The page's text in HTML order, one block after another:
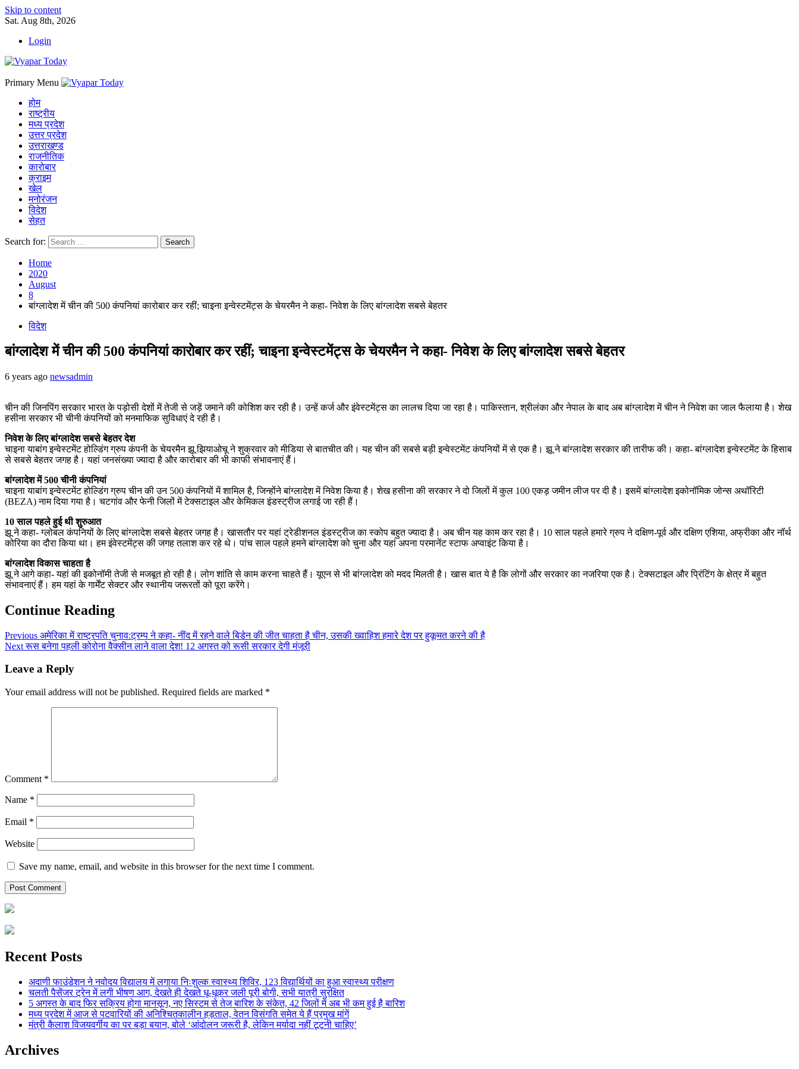
Skip to content
Sat. Aug 8th, 2026
Login
Primary Menu
होम
राष्ट्रीय
मध्य प्रदेश
उत्तर प्रदेश
उत्तराखण्ड
राजनीतिक
कारोबार
क्राइम
खेल
मनोरंजन
विदेश
सेहत
Search for:
Home
2020
August
8
बांग्लादेश में चीन की 500 कंपनियां कारोबार कर रहीं; चाइना इन्वेस्टमेंट्स के चेयरमैन ने कहा- निवेश के लिए बांग्लादेश सबसे बेहतर
विदेश
बांग्लादेश में चीन की 500 कंपनियां कारोबार कर रहीं; चाइना इन्वेस्टमेंट्स के चेयरमैन ने कहा- निवेश के लिए बांग्लादेश सबसे बेहतर
6 years ago newsadmin
चीन की जिनपिंग सरकार भारत के पड़ोसी देशों में तेजी से जड़ें जमाने की कोशिश कर रही है। उन्हें कर्ज और इंवेस्टमेंट्स का लालच दिया जा रहा है। पाकिस्तान, श्रीलंका और नेपाल के बाद अब बांग्लादेश में चीन ने निवेश का जाल फैलाया है। शेख
हसीना सरकार भी चीनी कंपनियों को मनमाफिक सुविधाएं दे रही है।
निवेश के लिए बांग्लादेश सबसे बेहतर देश
चाइना याबांग इन्वेस्टमेंट होल्डिंग ग्रुप कंपनी के चेयरमैन झू झियाओचू ने शुक्रवार को मीडिया से बातचीत की। यह चीन की सबसे बड़ी इन्वेस्टमेंट कंपनियों में से एक है। झू ने बांग्लादेश सरकार की तारीफ की। कहा- बांग्लादेश इन्वेस्टमेंट के हिसाब
से सबसे बेहतर जगह है। यहां जनसंख्या ज्यादा है और कारोबार की भी काफी संभावनाएं हैं।
बांग्लादेश में 500 चीनी कंपनियां
चाइना याबांग इन्वेस्टमेंट होल्डिंग ग्रुप चीन की उन 500 कंपनियों में शामिल है, जिन्होंने बांग्लादेश में निवेश किया है। शेख हसीना की सरकार ने दो जिलों में कुल 100 एकड़ जमीन लीज पर दी है। इसमें बांग्लादेश इकोनॉमिक जोन्स अथॉरिटी
(BEZA) नाम दिया गया है। चटगांव और फेनी जिलों में टेक्सटाइल और केमिकल इंडस्ट्रीज लगाई जा रही हैं।
10 साल पहले हुई थी शुरुआत
झू ने कहा- ग्लोबल कंपनियों के लिए बांग्लादेश सबसे बेहतर जगह है। खासतौर पर यहां ट्रेडीशनल इंडस्ट्रीज का स्कोप बहुत ज्यादा है। अब चीन यह काम कर रहा है। 10 साल पहले हमारे ग्रुप ने दक्षिण-पूर्व और दक्षिण एशिया, अफ्रीका और नॉर्थ
कोरिया का दौरा किया था। हम इंवेस्टमेंट्स की जगह तलाश कर रहे थे। पांच साल पहले हमने बांग्लादेश को चुना और यहां अपना परमानेंट स्टाफ अप्वाइंट किया है।
बांग्लादेश विकास चाहता है
झू ने आगे कहा- यहां की इकोनॉमी तेजी से मजबूत हो रही है। लोग शांति से काम करना चाहते हैं। यूएन से भी बांग्लादेश को मदद मिलती है। खास बात ये है कि लोगों और सरकार का नजरिया एक है। टेक्सटाइल और प्रिंटिंग के क्षेत्र में बहुत
संभावनाएं हैं। हम यहां के गार्मेंट सेक्टर और स्थानीय जरूरतों को पूरा करेंगे।
Continue Reading
Previous अमेरिका में राष्ट्रपति चुनाव:ट्रम्प ने कहा- नींद में रहने वाले बिडेन की जीत चाहता है चीन, उसकी ख्वाहिश हमारे देश पर हुकूमत करने की है
Nextरूस बनेगा पहली कोरोना वैक्सीन लाने वाला देश! 12 अगस्त को रूसी सरकार देगी मंजूरी
Leave a Reply
Your email address will not be published. Required fields are marked *
Comment *
Name *
Email *
Website
Save my name, email, and website in this browser for the next time I comment.
Recent Posts
अदाणी फाउंडेशन ने नवोदय विद्यालय में लगाया निःशुल्क स्वास्थ्य शिविर, 123 विद्यार्थियों का हुआ स्वास्थ्य परीक्षण
चलती पैसेंजर ट्रेन में लगी भीषण आग, देखते ही देखते धू-धूकर जली पूरी बोगी, सभी यात्री सुरक्षित
5 अगस्त के बाद फिर सक्रिय होगा मानसून, नए सिस्टम से तेज बारिश के संकेत, 42 जिलों में अब भी कम हुई है बारिश
मध्य प्रदेश में आज से पटवारियों की अनिश्चितकालीन हड़ताल, वेतन विसंगति समेत ये हैं प्रमुख मांगें
मंत्री कैलाश विजयवर्गीय का पर बड़ा बयान, बोले ‘आंदोलन जरूरी है, लेकिन मर्यादा नहीं टूटनी चाहिए’
Archives